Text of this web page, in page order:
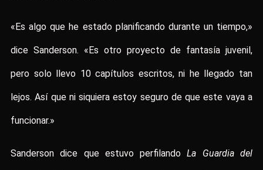
«Es algo que he estado planificando durante un tiempo,»
dice Sanderson. «Es otro proyecto de fantasía juvenil,
pero solo llevo 10 capítulos escritos, ni he llegado tan
lejos. Así que ni siquiera estoy seguro de que este vaya a
funcionar.»
Sanderson dice que estuvo perfilandoLa Guardia del